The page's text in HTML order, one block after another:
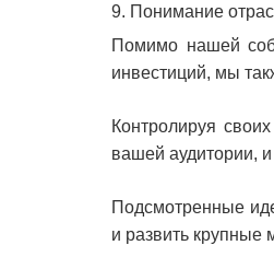
9. Понимание
Помимо нашей
инвестиций, мы
Контролируя
вашей аудитории,
Подсмотренные
и развить крупные